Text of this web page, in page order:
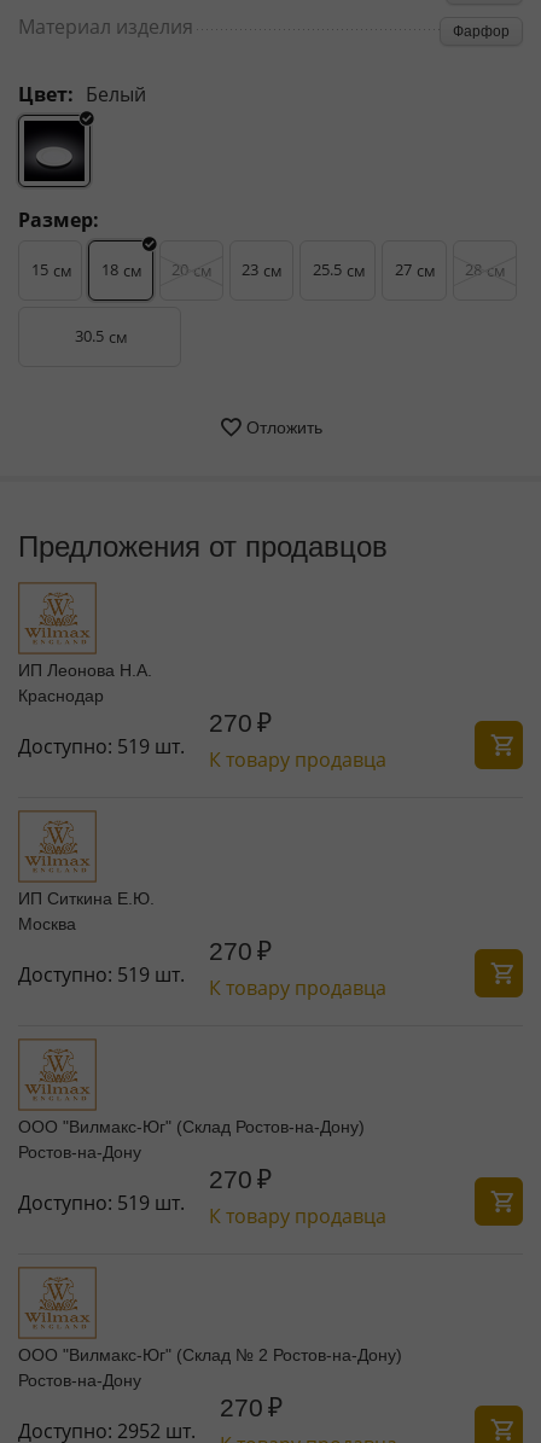
Материал изделия Фарфор
Цвет: Белый
Размер:
15 см 18 см 20 см 23 см 25.5 см 27 см 28 см
30.5 см
Отложить
Предложения от продавцов
ИП Леонова Н.А.
Краснодар
Доступно: 519 шт.
270 ₽
К товару продавца
ИП Ситкина Е.Ю.
Москва
Доступно: 519 шт.
270 ₽
К товару продавца
ООО "Вилмакс-Юг" (Склад Ростов-на-Дону)
Ростов-на-Дону
Доступно: 519 шт.
270 ₽
К товару продавца
ООО "Вилмакс-Юг" (Склад № 2 Ростов-на-Дону)
Ростов-на-Дону
Доступно: 2952 шт.
270 ₽